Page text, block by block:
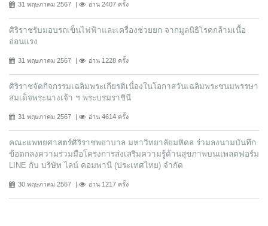
31 พฤษภาคม 2567 อ่าน 2407 ครั้ง
ศิริราชรับมอบรถเข็นไฟฟ้าและเครื่องช่วยยก จากมูลนิธิโรคกล้ามเนื้อ
อ่อนแรง
31 พฤษภาคม 2567 อ่าน 1228 ครั้ง
ศิริราชจัดกิจกรรมเฉลิมพระเกียรติเนื่องในโอกาสวันเฉลิมพระชนมพรรษา
สมเด็จพระนางเจ้า ฯ พระบรมราชินี
31 พฤษภาคม 2567 อ่าน 4614 ครั้ง
คณะแพทยศาสตร์ศิริราชพยาบาล มหาวิทยาลัยมหิดล ร่วมลงนามบันทึก
ข้อตกลงความร่วมมือโครงการส่งเสริมความรู้ด้านสุขภาพบนแพลตฟอร์ม
LINE กับ บริษัท ไลน์ คอมพานี (ประเทศไทย) จํากัด
30 พฤษภาคม 2567 อ่าน 1217 ครั้ง